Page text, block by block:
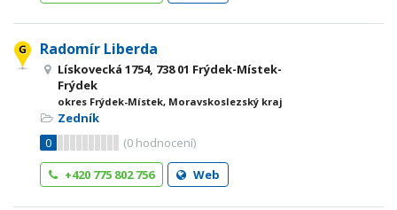
Radomír Liberda
Lískovecká 1754, 738 01 Frýdek-Místek-
Frýdek
okres Frýdek-Místek, Moravskoslezský kraj
Zedník
0
(0 hodnocení)
+420 775 802 756
Web